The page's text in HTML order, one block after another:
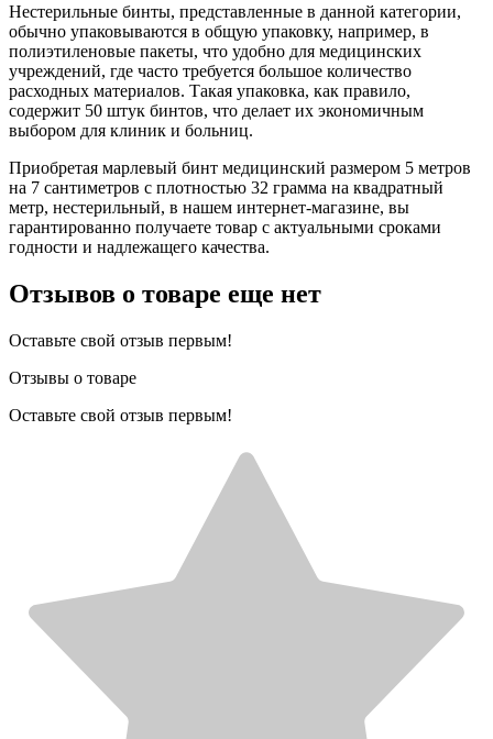
Нестерильные бинты, представленные в данной категории,
обычно упаковываются в общую упаковку, например, в
полиэтиленовые пакеты, что удобно для медицинских
учреждений, где часто требуется большое количество
расходных материалов. Такая упаковка, как правило,
содержит 50 штук бинтов, что делает их экономичным
выбором для клиник и больниц.
Приобретая марлевый бинт медицинский размером 5 метров
на 7 сантиметров с плотностью 32 грамма на квадратный
метр, нестерильный, в нашем интернет-магазине, вы
гарантированно получаете товар с актуальными сроками
годности и надлежащего качества.
Отзывов о товаре еще нет
Оставьте свой отзыв первым!
Отзывы о товаре
Оставьте свой отзыв первым!